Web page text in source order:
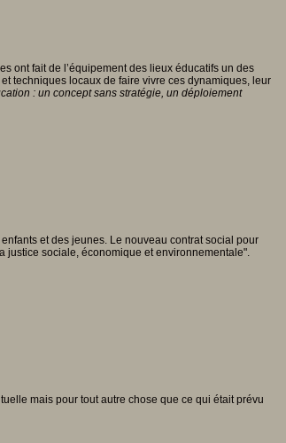
ont fait de l’équipement des lieux éducatifs un des
techniques locaux de faire vivre ces dynamiques, leur
: un concept sans stratégie, un déploiement
et des jeunes. Le nouveau contrat social pour
justice sociale, économique et environnementale".
mais pour tout autre chose que ce qui était prévu